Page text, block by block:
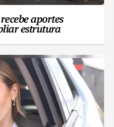
aportes
estrutura